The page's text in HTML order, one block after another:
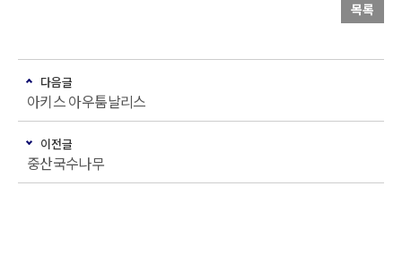
목록
다음글
아키스 아우툼날리스
이전글
중산국수나무